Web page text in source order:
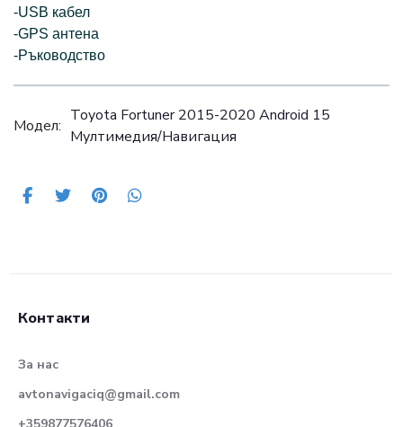
-USB кабел
-GPS антена
-Ръководство
Модел:
Toyota Fortuner 2015-2020 Android 15
Mултимедия/Навигация
Контакти
За нас
avtonavigaciq@gmail.com